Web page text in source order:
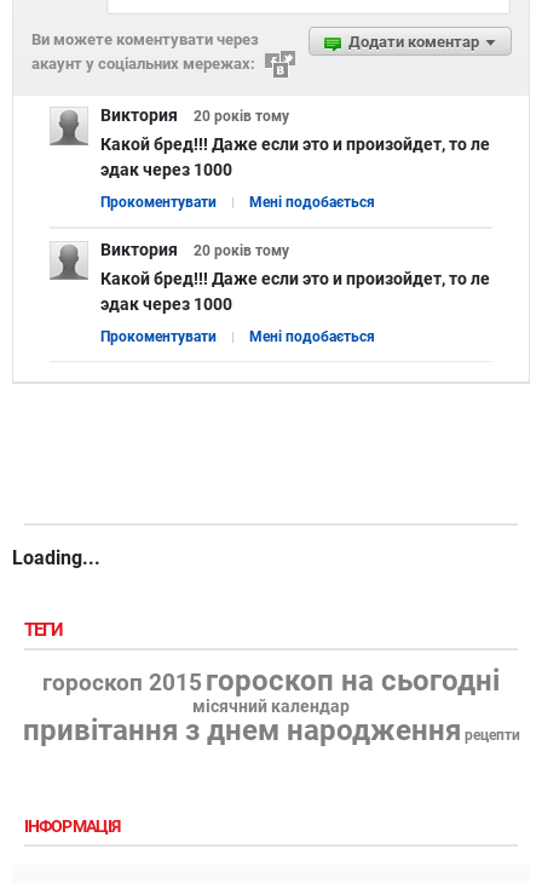
Додати коментар
Ви можете коментувати через
акаунт у соціальних мережах:
Виктория 20 років тому
Какой бред!!! Даже если это и произойдет, то ле
эдак через 1000
Прокоментувати Мені подобається
Виктория 20 років тому
Какой бред!!! Даже если это и произойдет, то ле
эдак через 1000
Прокоментувати Мені подобається
Loading...
ТЕГИ
гороскоп 2015 гороскоп на сьогодні
місячний календар
привітання з днем народження рецепти
ІНФОРМАЦІЯ